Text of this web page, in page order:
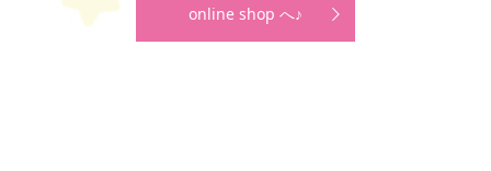
online shop へ♪